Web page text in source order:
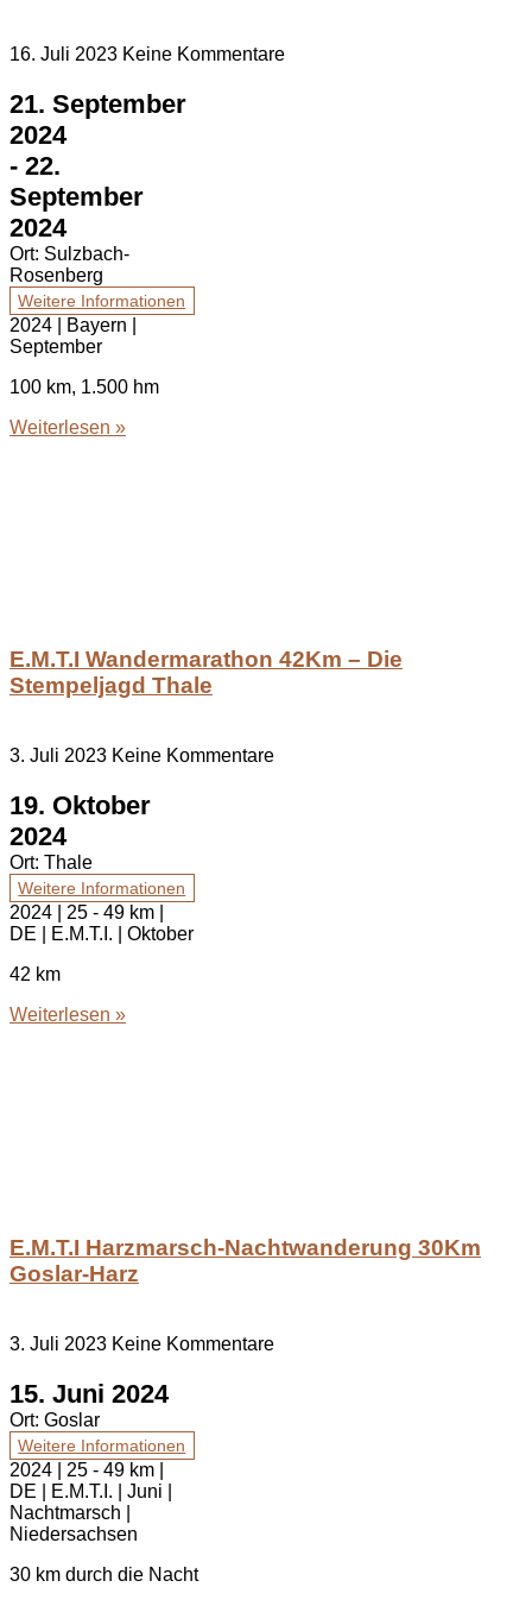
16. Juli 2023 Keine Kommentare
21. September
2024
- 22.
September
2024
Ort: Sulzbach-
Rosenberg
Weitere Informationen
2024 | Bayern |
September
100 km, 1.500 hm
Weiterlesen »
E.M.T.I Wandermarathon 42Km – Die
Stempeljagd Thale
3. Juli 2023 Keine Kommentare
19. Oktober
2024
Ort: Thale
Weitere Informationen
2024 | 25 - 49 km |
DE | E.M.T.I. | Oktober
42 km
Weiterlesen »
E.M.T.I Harzmarsch-Nachtwanderung 30Km
Goslar-Harz
3. Juli 2023 Keine Kommentare
15. Juni 2024
Ort: Goslar
Weitere Informationen
2024 | 25 - 49 km |
DE | E.M.T.I. | Juni |
Nachtmarsch |
Niedersachsen
30 km durch die Nacht